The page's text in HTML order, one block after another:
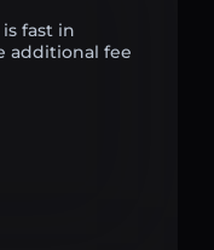
fast in
additional fee